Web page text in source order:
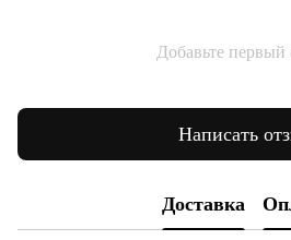
Добавьте первый
Написать
Доставка